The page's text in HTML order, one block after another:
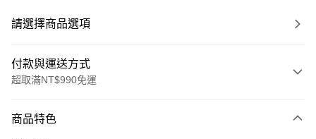
請選擇商品選項
付款與運送方式
超取滿NT$990免運
信用卡一次付款
商品特色